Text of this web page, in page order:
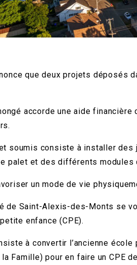
que deux projets
accorde une aide
soumis consiste à installer des
palet et des différents modules
un mode de vie
de Saint-Alexis-des-Monts se
enfance (CPE).
à convertir l’ancienne
Famille) pour en faire un CPE